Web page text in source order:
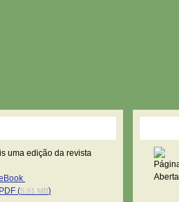
uma edição da revista
(5.91 MB)